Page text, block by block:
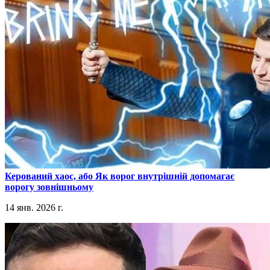
​Керований хаос, або Як ворог внутрішній допомагає
ворогу зовнішньому
14 янв. 2026 г.